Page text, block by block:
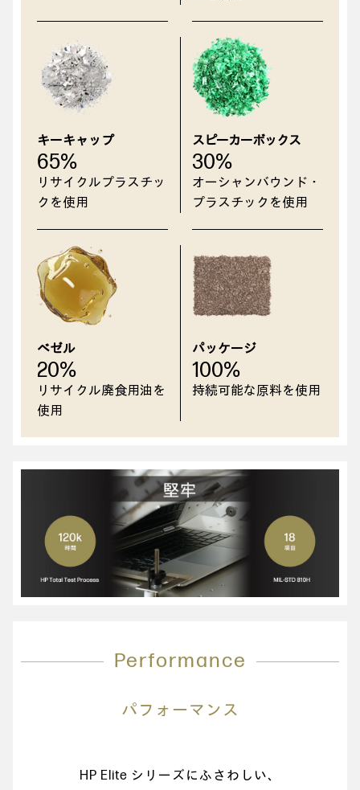
キーキャップ
65%
リサイクルプラスチッ
クを使用
スピーカーボックス
30%
オーシャンバウンド・
プラスチックを使用
ベゼル
20%
リサイクル廃食用油を
使用
パッケージ
100%
持続可能な原料を使用
Performance
パフォーマンス
HP Elite シリーズにふさわしい、